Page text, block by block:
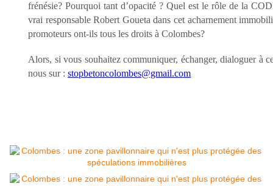
frénésie? Pourquoi tant d’opacité ? Quel est le rôle de la
vrai responsable Robert Goueta dans cet acharnement
promoteurs ont-ils tous les droits à Colombes?
Alors, si vous souhaitez communiquer, échanger, dialoguer à
nous sur : stopbetoncolombes@gmail.com